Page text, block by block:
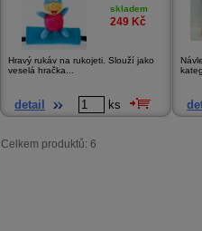
skladem
249 Kč
Hravý rukáv na rukojeti. Slouží jako
veselá hračka...
detail ks
Celkem produktů: 6